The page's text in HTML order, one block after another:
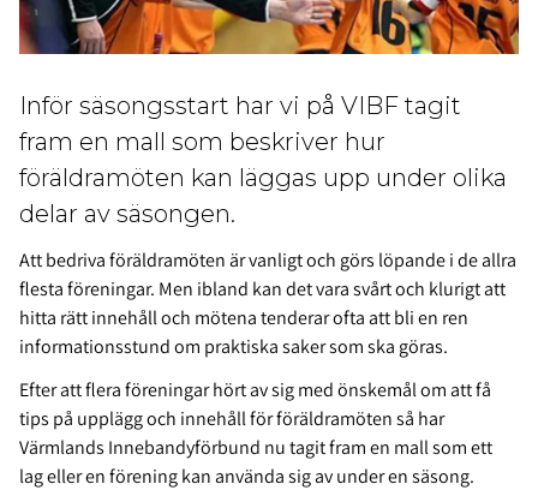
Inför säsongsstart har vi på VIBF tagit
fram en mall som beskriver hur
föräldramöten kan läggas upp under olika
delar av säsongen.
Att bedriva föräldramöten är vanligt och görs löpande i de allra
flesta föreningar. Men ibland kan det vara svårt och klurigt att
hitta rätt innehåll och mötena tenderar ofta att bli en ren
informationsstund om praktiska saker som ska göras.
Efter att flera föreningar hört av sig med önskemål om att få
tips på upplägg och innehåll för föräldramöten så har
Värmlands Innebandyförbund nu tagit fram en mall som ett
lag eller en förening kan använda sig av under en säsong.